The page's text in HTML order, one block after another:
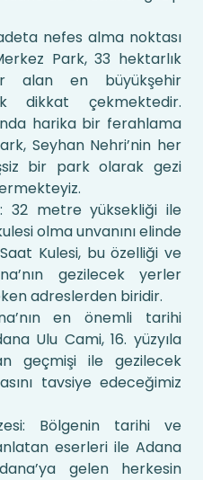
nefes alma noktası
Park, 33 hektarlık
alan en büyükşehir
dikkat çekmektedir.
harika bir ferahlama
Seyhan Nehri’nin her
bir park olarak gezi
32 metre yüksekliği ile
olma unvanını elinde
Kulesi, bu özelliği ve
gezilecek yerler
adreslerden biridir.
en önemli tarihi
Ulu Cami, 16. yüzyıla
geçmişi ile gezilecek
tavsiye edeceğimiz
Bölgenin tarihi ve
eserleri ile Adana
gelen herkesin